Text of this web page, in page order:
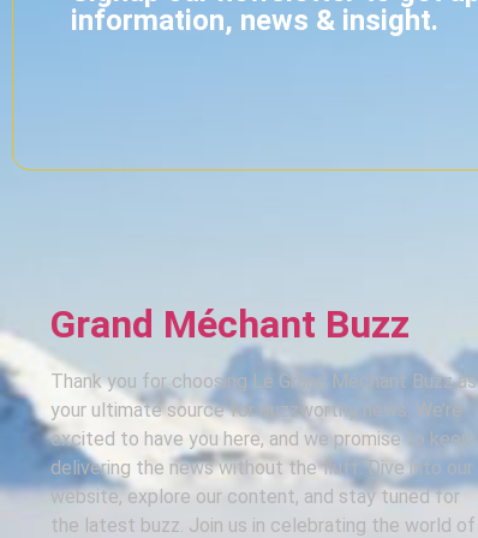
information, news & insight.
Grand Méchant Buzz
Thank you for choosing Le Grand Méchant Buzz as
your ultimate source for buzzworthy news. We’re
excited to have you here, and we promise to keep
delivering the news without the fluff. Dive into our
website, explore our content, and stay tuned for
the latest buzz. Join us in celebrating the world of